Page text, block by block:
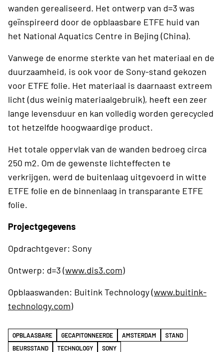
wanden gerealiseerd. Het ontwerp van d=3 was
geïnspireerd door de opblaasbare ETFE huid van
het National Aquatics Centre in Bejing (China).
Vanwege de enorme sterkte van het materiaal en de
duurzaamheid, is ook voor de Sony-stand gekozen
voor ETFE folie. Het materiaal is daarnaast extreem
licht (dus weinig materiaalgebruik), heeft een zeer
lange levensduur en kan volledig worden gerecycled
tot hetzelfde hoogwaardige product.
Het totale oppervlak van de wanden bedroeg circa
250 m2. Om de gewenste lichteffecten te
verkrijgen, werd de buitenlaag uitgevoerd in witte
ETFE folie en de binnenlaag in transparante ETFE
folie.
Projectgegevens
Opdrachtgever: Sony
Ontwerp: d=3 (www.dis3.com)
Opblaaswanden: Buitink Technology (www.buitink-
technology.com)
OPBLAASBARE GECAPITONNEERDE AMSTERDAM
STAND
BEURSSTAND
TECHNOLOGY SONY